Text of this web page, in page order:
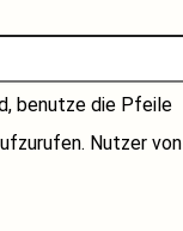
benutze die Pfeile
Nutzer von